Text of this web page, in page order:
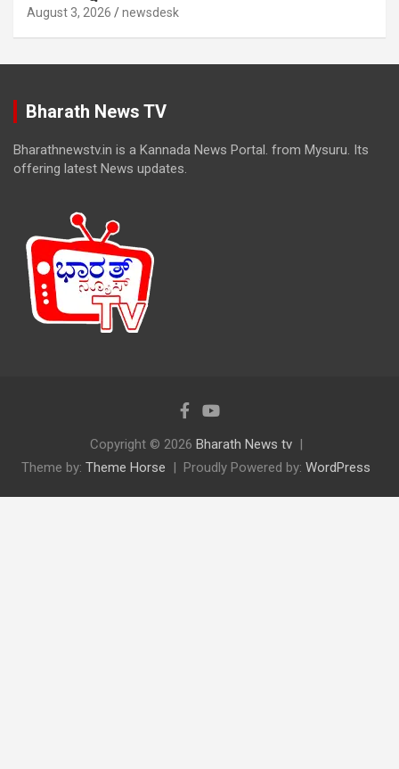
August 3, 2026 newsdesk
Bharath News TV
Bharathnewstv.in is a Kannada News Portal. from Mysuru. Its
offering latest News updates.
Copyright © 2026 Bharath News tv
Theme by: Theme Horse Proudly Powered by: WordPress